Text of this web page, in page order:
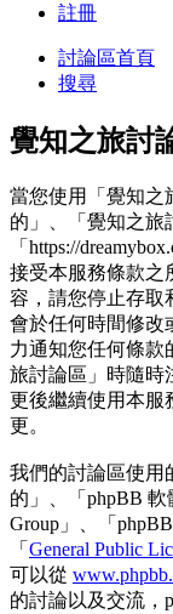
註冊
討論區首頁
搜尋
覺知之旅討
當您使用「覺知之
的」、「覺知之旅
「https://
接受本服務條款之
容，請您停止存取
會於任何時間修改
力通知您任何條款
旅討論區」時隨時
更後繼續使用本服
更。
我們的討論區使用
的」、「phpBB 軟
Group」、「
「 General Public
可以從
的討論以及交流，